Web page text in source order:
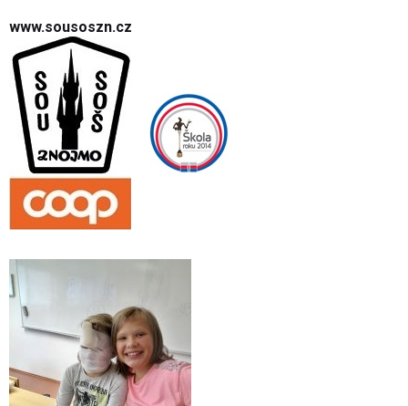
www.sousoszn.cz